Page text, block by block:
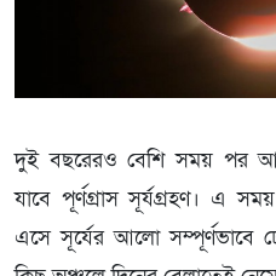
দুই বছরেরও বেশি সময় পর
যাবে পূর্ণগ্রাস সূর্যগ্রহণ। এ
এসে সূর্যের আলো সম্পূর্ণভাবে